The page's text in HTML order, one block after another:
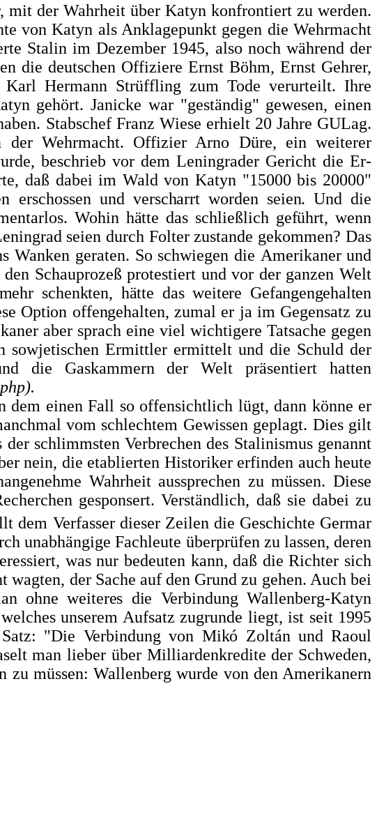
mit der Wahrheit über Katyn kon­frontiert zu werden.
von Katyn als Anklagepunkt gegen die Wehr­macht
Stalin im Dezember 1945, also noch während der
die deutschen Offiziere Ernst Böhm, Ernst Gehrer,
Hermann Strüffling zum Tode verur­teilt. Ihre
gehört. Janicke war "ge­ständig" gewesen, einen
Stabschef Franz Wiese erhielt 20 Jahre GULag.
der Wehrmacht. Offizier Arno Düre, ein weiterer
beschrieb vor dem Leningrader Gericht die Er­
daß dabei im Wald von Katyn "15000 bis 20000"
erschossen und ver­scharrt worden seien. Und die
los. Wohin hätte das schließlich geführt, wenn
seien durch Folter zustande gekommen? Das
Wanken geraten. So schwiegen die Amerikaner und
Schauprozeß prote­stiert und vor der ganzen Welt
schenkten, hätte das weitere Gefangengehalten
Option offengehalten, zumal er ja im Gegensatz zu
aber sprach eine viel wichtigere Tatsache gegen
sowjetischen Ermittler ermittelt und die Schuld der
die Gaskammern der Welt prä­sentiert hatten
dem einen Fall so offensichtlich lügt, dann könne er
vom schlechtem Gewissen geplagt. Dies gilt
schlimmsten Verbrechen des Stalinismus genannt
nein, die etablierten Historiker erfinden auch heute
Wahrheit aus­sprechen zu müssen. Diese
gesponsert. Verständlich, daß sie dabei zu
dem Verfasser die­ser Zeilen die Geschichte Germar
unabhängige Fachleute überprüfen zu lassen, deren
was nur bedeuten kann, daß die Richter sich
der Sache auf den Grund zu ge­hen. Auch bei
ohne weiteres die Verbindung Wallenberg-Katyn
unserem Aufsatz zugrunde liegt, ist seit 1995
"Die Verbindung von Mikó Zoltán und Raoul
man lieber über Milliardenkre­dite der Schweden,
müssen: Wallen­berg wurde von den Amerikanern